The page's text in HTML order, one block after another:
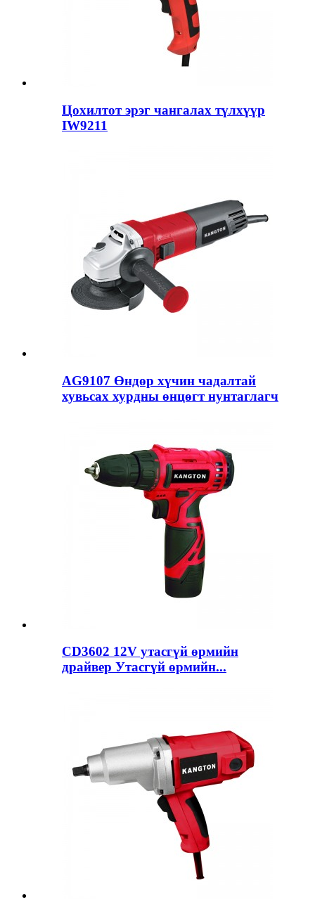
Цохилтот эрэг чангалах түлхүүр
IW9211
AG9107 Өндөр хүчин чадалтай
хувьсах хурдны өнцөгт нунтаглагч
CD3602 12V утасгүй өрмийн
драйвер Утасгүй өрмийн...